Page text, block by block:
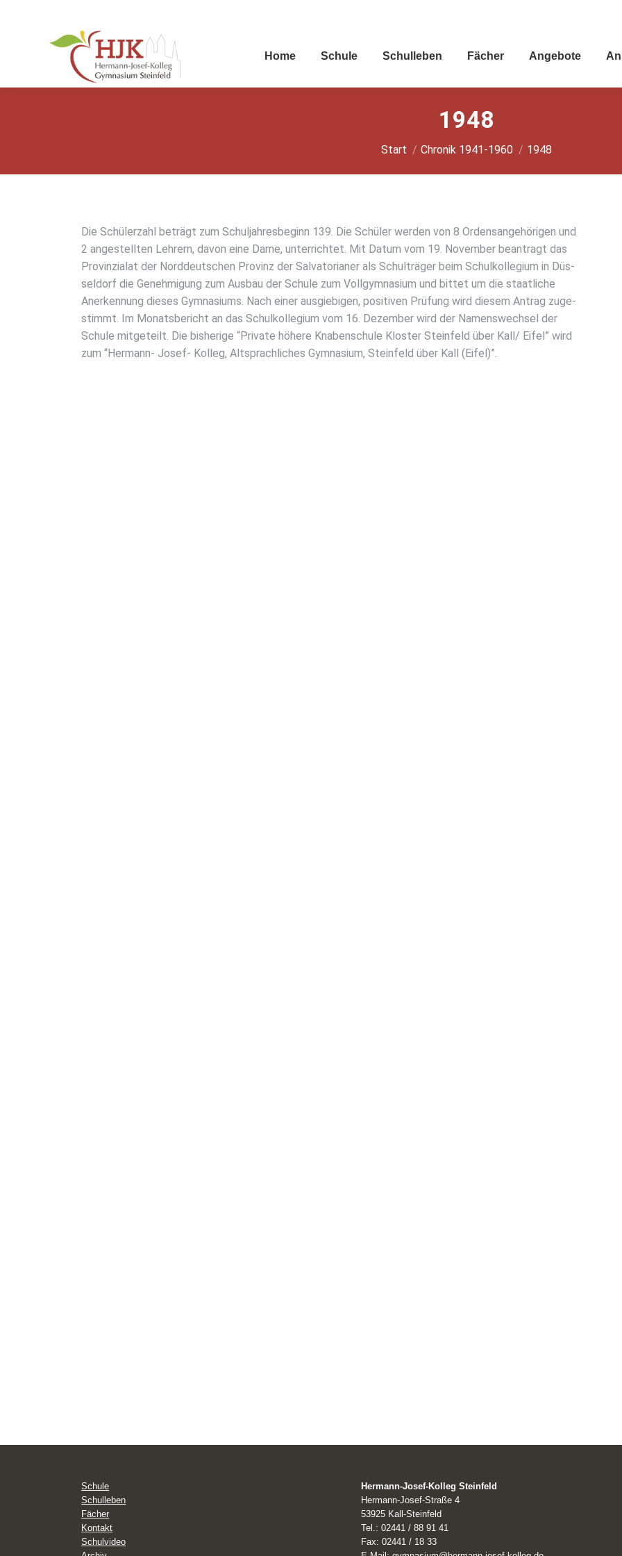
Home Schu­le Schul­le­ben Fächer Ange­bo­te
1948
Sie befinden sich hier:
Start Chronik 1941-1960 1948
Die Schü­ler­zahl beträgt zum Schul­jah­res­be­ginn 139. Die Schü­ler wer­den von 8 Ordens­an­ge­hö­ri­gen und
2 ange­stell­ten Leh­rern, davon eine Dame, unter­rich­tet. Mit Datum vom 19. Novem­ber bean­tragt das
Pro­vin­zia­lat der Nord­deut­schen Pro­vinz der Sal­va­to­ria­ner als Schul­trä­ger beim Schul­kol­le­gi­um in Düs­
sel­dorf die Geneh­mi­gung zum Aus­bau der Schu­le zum Voll­gym­na­si­um und bit­tet um die staat­li­che
Aner­ken­nung die­ses Gym­na­si­ums. Nach einer aus­gie­bi­gen, posi­ti­ven Prü­fung wird die­sem Antrag zuge­
stimmt. Im Monats­be­richt an das Schul­kol­le­gi­um vom 16. Dezem­ber wird der Namens­wech­sel der
Schu­le mit­ge­teilt. Die bis­he­ri­ge “Pri­va­te höhe­re Kna­ben­schu­le Klos­ter Stein­feld über Kall/ Eifel” wird
zum “Her­mann- Josef- Kol­leg, Alt­sprach­li­ches Gym­na­si­um, Stein­feld über Kall (Eifel)”.
Schule
Schulleben
Fächer
Kontakt
Schulvideo
Hermann-Josef-Kolleg Steinfeld
Hermann-Josef-Straße 4
53925 Kall-Steinfeld
Tel.: 02441 / 88 91 41
Fax: 02441 / 18 33